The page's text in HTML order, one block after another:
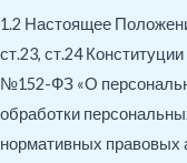
1.2 Настоящее
ст.23, ст.24
№152-ФЗ «О
обработки
нормативных правовых